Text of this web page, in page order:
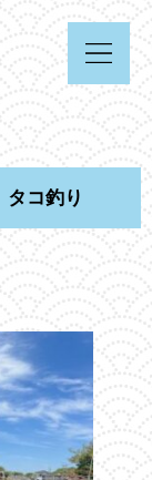
コ釣り